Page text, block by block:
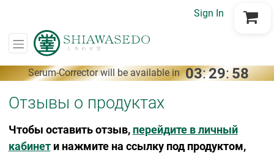
Sign In
Go to Cart
Serum-Corrector will be available in 03:29:57
Отзывы о продуктах
Чтобы оставить отзыв, перейдите в личный
кабинети нажмите на ссылку под продуктом,